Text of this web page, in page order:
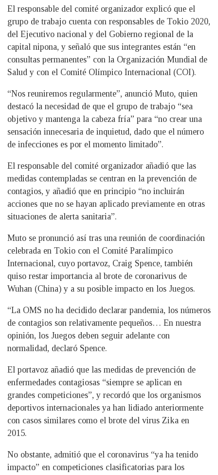
El responsable del comité organizador explicó que el
grupo de trabajo cuenta con responsables de Tokio 2020,
del Ejecutivo nacional y del Gobierno regional de la
capital nipona, y señaló que sus integrantes están “en
consultas permanentes” con la Organización Mundial de
Salud y con el Comité Olímpico Internacional (COI).
“Nos reuniremos regularmente”, anunció Muto, quien
destacó la necesidad de que el grupo de trabajo “sea
objetivo y mantenga la cabeza fría” para “no crear una
sensación innecesaria de inquietud, dado que el número
de infecciones es por el momento limitado”.
El responsable del comité organizador añadió que las
medidas contempladas se centran en la prevención de
contagios, y añadió que en principio “no incluirán
acciones que no se hayan aplicado previamente en otras
situaciones de alerta sanitaria”.
Muto se pronunció así tras una reunión de coordinación
celebrada en Tokio con el Comité Paralímpico
Internacional, cuyo portavoz, Craig Spence, también
quiso restar importancia al brote de coronarivus de
Wuhan (China) y a su posible impacto en los Juegos.
“La OMS no ha decidido declarar pandemia, los números
de contagios son relativamente pequeños… En nuestra
opinión, los Juegos deben seguir adelante con
normalidad, declaró Spence.
El portavoz añadió que las medidas de prevención de
enfermedades contagiosas “siempre se aplican en
grandes competiciones”, y recordó que los organismos
deportivos internacionales ya han lidiado anteriormente
con casos similares como el brote del virus Zika en
2015.
No obstante, admitió que el coronavirus “ya ha tenido
impacto” en competiciones clasificatorias para los